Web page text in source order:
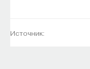
Источник: